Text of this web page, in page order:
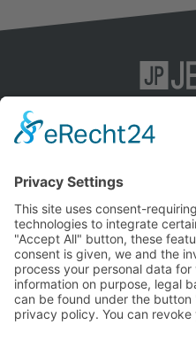
KI-SEO
SEO
Social-Media-Marketing
Agentur
Kontakt